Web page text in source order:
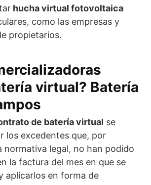
hucha virtual fotovoltaica
como las empresas y
propietarios.
virtual? Batería
de batería virtual se
los excedentes que, por
normativa legal, no han podido
la factura del mes en que se
aplicarlos en forma de